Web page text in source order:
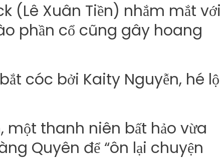
(Lê Xuân Tiền) nhắm mắt
phần cổ cũng gây hoang
một thanh niên bất hảo vừa
Quyên để “ôn lại chuyện